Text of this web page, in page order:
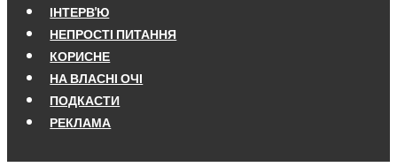
ІНТЕРВ'Ю
НЕПРОСТІ ПИТАННЯ
КОРИСНЕ
НА ВЛАСНІ ОЧІ
ПОДКАСТИ
РЕКЛАМА